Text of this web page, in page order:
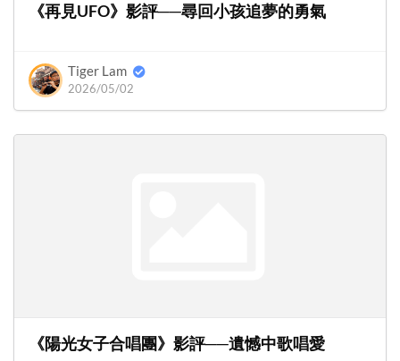
《再見UFO》影評──尋回小孩追夢的勇氣
Tiger Lam
2026/05/02
《陽光女子合唱團》影評──遺憾中歌唱愛